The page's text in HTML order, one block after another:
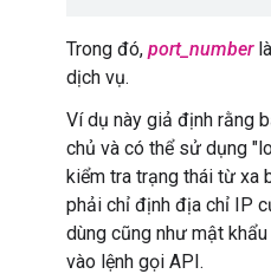
Trong đó, port_numberlà
dịch vụ.
Ví dụ này giả định rằng
chủ và có thể sử dụng
kiểm tra trạng thái từ xa
phải chỉ định địa chỉ IP
dùng cũng như mật
vào lệnh gọi API.